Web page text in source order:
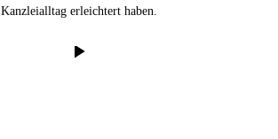
Kanzleialltag erleichtert haben.